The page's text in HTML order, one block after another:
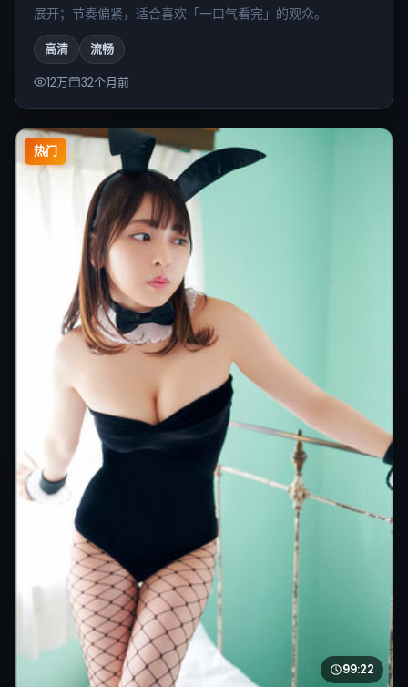
展开；节奏偏紧，适合喜欢「一口气看完」的观众。
高清 流畅
12万 32个月前
热门
99:22